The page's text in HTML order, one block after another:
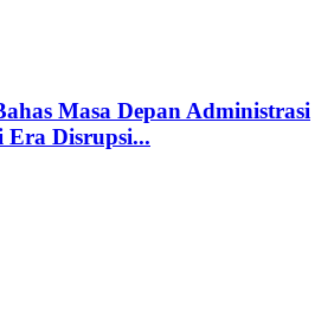
Masa Depan Administrasi
Era Disrupsi...